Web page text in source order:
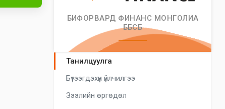
БИФОРВАРД ФИНАНС МОНГОЛИА
ББСБ
Танилцуулга
Бүтээгдэхүүн үйлчилгээ
Зээлийн өргөдөл